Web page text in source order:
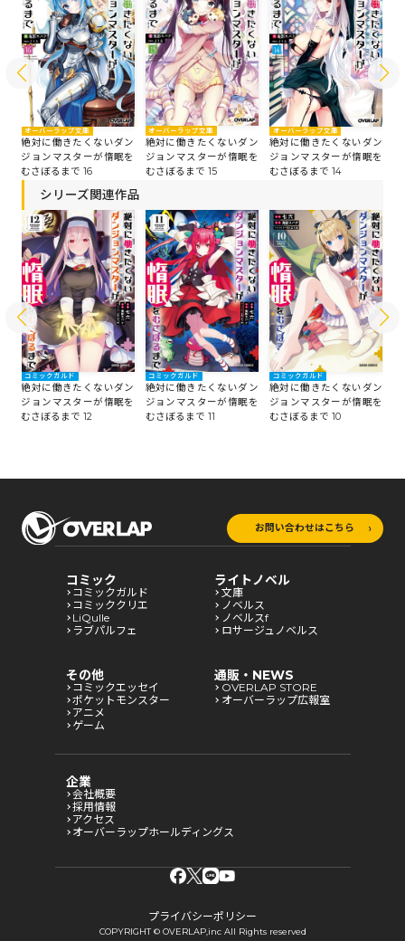
オーバーラップ文庫
絶対に働きたくないダン
ジョンマスターが惰眠を
むさぼるまで 16
オーバーラップ文庫
絶対に働きたくないダン
ジョンマスターが惰眠を
むさぼるまで 15
オーバーラップ文庫
絶対に働きたくないダン
ジョンマスターが惰眠を
むさぼるまで 14
シリーズ関連作品
コミックガルド
絶対に働きたくないダン
ジョンマスターが惰眠を
むさぼるまで 12
コミックガルド
絶対に働きたくないダン
ジョンマスターが惰眠を
むさぼるまで 11
コミックガルド
絶対に働きたくないダン
ジョンマスターが惰眠を
むさぼるまで 10
お問い合わせはこちら
コミック
コミックガルド
コミッククリエ
LiQulle
ラブパルフェ
ライトノベル
文庫
ノベルス
ノベルスf
ロサージュノベルス
その他
コミックエッセイ
ポケットモンスター
アニメ
ゲーム
通販・NEWS
OVERLAP STORE
オーバーラップ広報室
企業
会社概要
採用情報
アクセス
オーバーラップホールディングス
プライバシーポリシー
COPYRIGHT © OVERLAP,inc All Rights reserved